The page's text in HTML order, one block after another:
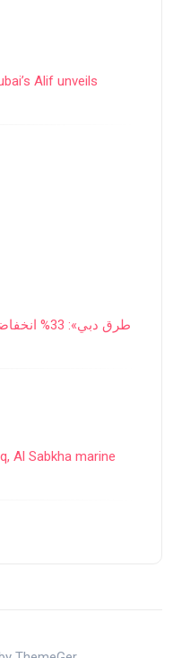
Alif unveils
Al Sabkha marine